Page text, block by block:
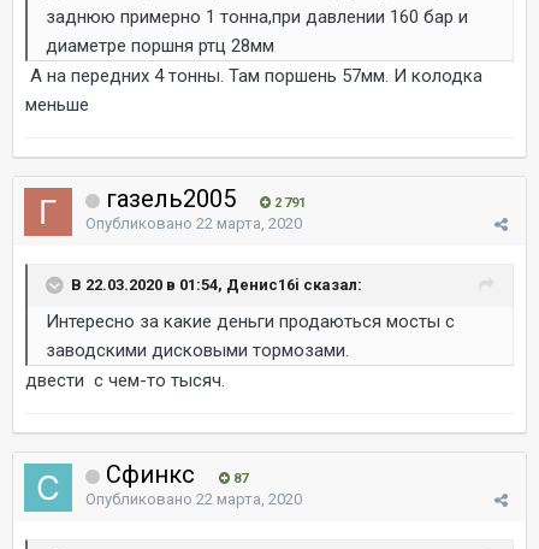
заднюю примерно 1 тонна,при давлении 160 бар и
диаметре поршня ртц 28мм
А на передних 4 тонны. Там поршень 57мм. И колодка
меньше
газель2005 2 791
Опубликовано 22 марта, 2020
В 22.03.2020 в 01:54, Денис16i сказал:
Интересно за какие деньги продаються мосты с
заводскими дисковыми тормозами.
двести с чем-то тысяч.
Сфинкс 87
Опубликовано 22 марта, 2020